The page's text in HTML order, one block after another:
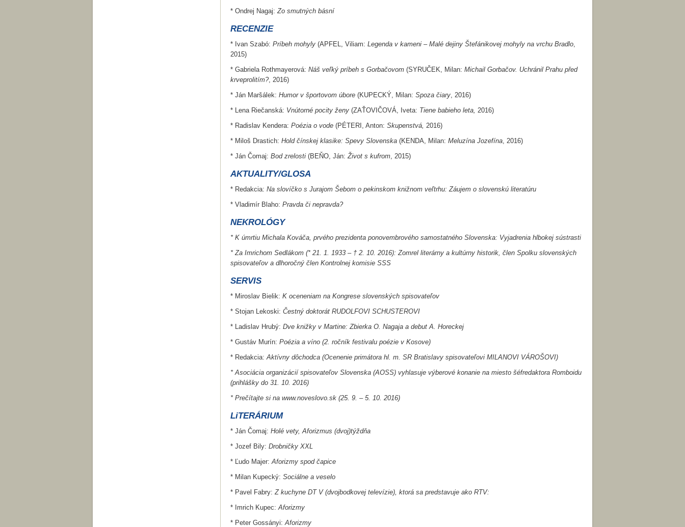
* Ondrej Nagaj:Zo smutných básní
RECENZIE
* Ivan Szabó: Príbeh mohyly (APFEL, Viliam: Legenda v kameni – Malé dejiny Štefánikovej mohyly na vrchu Bradlo,
2015)
* Gabriela Rothmayerová: Náš veľký príbeh s Gorbačovom (SYRUČEK, Milan: Michail Gorbačov. Uchránil Prahu před
krveprolitím?, 2016)
* Ján Maršálek: Humor v športovom úbore (KUPECKÝ, Milan: Spoza čiary, 2016)
* Lena Riečanská: Vnútorné pocity ženy (ZAŤOVIČOVÁ, Iveta: Tiene babieho leta, 2016)
* Radislav Kendera: Poézia o vode (PÉTERI, Anton: Skupenstvá, 2016)
* Miloš Drastich: Hold čínskej klasike: Spevy Slovenska (KENDA, Milan: Meluzína Jozefína, 2016)
* Ján Čomaj: Bod zrelosti (BEŇO, Ján:Život s kufrom, 2015)
AKTUALITY/GLOSA
* Redakcia: Na slovíčko s Jurajom Šebom o pekinskom knižnom veľtrhu: Záujem o slovenskú literatúru
* Vladimír Blaho: Pravda či nepravda?
NEKROLÓGY
* K úmrtiu Michala Kováča, prvého prezidenta ponovembrového samostatného Slovenska: Vyjadrenia hlbokej sústrasti
* Za Imrichom Sedlákom (* 21. 1. 1933 – † 2. 10. 2016): Zomrel literárny a kultúrny historik, člen Spolku slovenských
spisovateľov a dlhoročný člen Kontrolnej komisie SSS
SERVIS
* Miroslav Bielik: K oceneniam na Kongrese slovenských spisovateľov
* Stojan Lekoski: Čestný doktorát RUDOLFOVI SCHUSTEROVI
* Ladislav Hrubý: Dve knižky v Martine: Zbierka O. Nagaja a debut A. Horeckej
* Gustáv Murín: Poézia a víno (2. ročník festivalu poézie v Kosove)
* Redakcia:Aktívny dôchodca (Ocenenie primátora hl. m. SR Bratislavy spisovateľovi MILANOVI VÁROŠOVI)
* Asociácia organizácií spisovateľov Slovenska (AOSS) vyhlasuje výberové konanie na miesto šéfredaktora Romboidu
(prihlášky do 31. 10. 2016)
* Prečítajte si na www.noveslovo.sk (25. 9. – 5. 10. 2016)
LiTERÁRIUM
* Ján Čomaj: Holé vety, Aforizmus (dvoj)týždňa
* Jozef Bily: Drobničky XXL
* Ľudo Majer:Aforizmy spod čapice
* Milan Kupecký: Sociálne a veselo
* Pavel Fabry:Z kuchyne DT V (dvojbodkovej televízie), ktorá sa predstavuje ako RTV:
* Imrich Kupec:Aforizmy
* Peter Gossányi:Aforizmy